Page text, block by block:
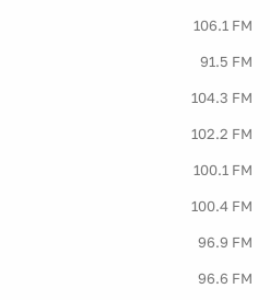
106.1 FM
91.5 FM
104.3 FM
102.2 FM
100.1 FM
100.4 FM
96.9 FM
96.6 FM